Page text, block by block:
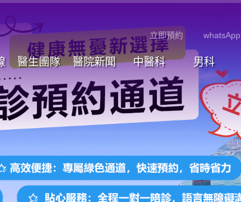
立即預約 whatsApp
醫生團隊 醫院新聞 中醫科 男科